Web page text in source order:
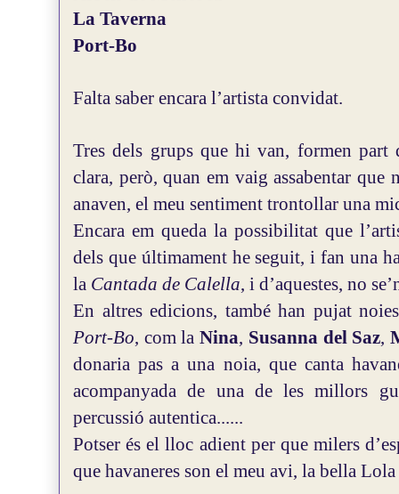
La Taverna
Port-Bo
Falta saber encara l’artista convidat.
Tres dels grups que hi van, formen
clara, però, quan em vaig assabentar que
anaven, el meu sentiment trontollar una
Encara em queda la possibilitat que
dels que últimament he seguit, i fan una
la Cantada de Calella, i d’aquestes, no
En altres edicions, també han pujat
Port-Bo, com laNina, Susanna del Saz,
donaria pas a una noia, que canta
acompanyada de una de les millors
percussió autentica......
Potser és el lloc adient per que milers
que havaneres son el meu avi, la bella